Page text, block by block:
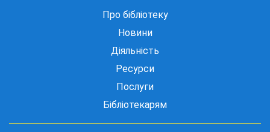
Про бібліотеку
Новини
Діяльність
Ресурси
Послуги
Бібліотекарям